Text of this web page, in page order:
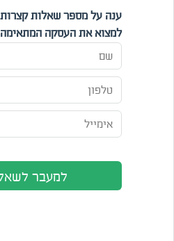
קטגוריה
ענה על מספר שאלות קצרות
למצוא את העסקה
למעבר